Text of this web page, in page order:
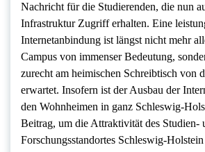
Nachricht für die Studierenden, die nun
Infrastruktur Zugriff erhalten. Eine
Internetanbindung ist längst nicht mehr
Campus von immenser Bedeutung,
zurecht am heimischen Schreibtisch von
erwartet. Insofern ist der Ausbau der
den Wohnheimen in ganz Schleswig-
Beitrag, um die Attraktivität des Studien-
Forschungsstandortes Schleswig-